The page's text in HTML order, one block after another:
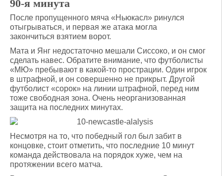
90-я минута
После пропущенного мяча «Ньюкасл» ринулся
отыгрываться, и первая же атака могла
закончиться взятием ворот.
Мата и Янг недостаточно мешали Сиссоко, и он смог
сделать навес. Обратите внимание, что футболисты
«МЮ» пребывают в какой-то прострации. Один игрок
в штрафной, и он совершенно не прикрыт. Другой
футболист «сорок» на линии штрафной, перед ним
тоже свободная зона. Очень неорганизованная
защита на последних минутах.
Несмотря на то, что победный гол был забит в
концовке, стоит отметить, что последние 10 минут
команда действовала на порядок хуже, чем на
протяжении всего матча.